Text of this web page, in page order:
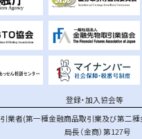
登録・加入協会等
業者(第一種金融商品取引業及び第二
局長（金商）第127号